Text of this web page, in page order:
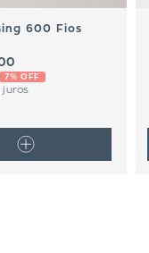
600 Fios
7% OFF
juros